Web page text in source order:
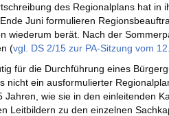
des Regionalplans hat in
Juni formulieren
wiederum berät. Nach der
(vgl. DS 2/15 zur PA-Sitzung vom
für die Durchführung eines
nicht ein ausformulierter
Jahren, wie sie in den einleitenden
Leitbildern zu den einzelnen